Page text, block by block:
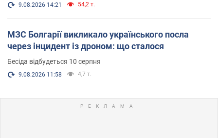
9.08.2026 14:21 54,2 т.
МЗС Болгарії викликало українського посла
через інцидент із дроном: що сталося
Бесіда відбудеться 10 серпня
9.08.2026 11:58 4,7 т.